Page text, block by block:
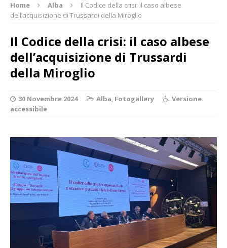
Home Alba
Il Codice della crisi: il caso albese
dell’acquisizione di Trussardi della Miroglio
Il Codice della crisi: il caso albese
dell’acquisizione di Trussardi
della Miroglio
30 Novembre 2024 Alba, Fotogallery
Versione
accessibile